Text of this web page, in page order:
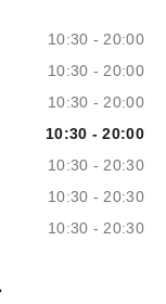
10:30 - 20:00
10:30 - 20:00
10:30 - 20:00
10:30 - 20:00
10:30 - 20:30
10:30 - 20:30
10:30 - 20:30